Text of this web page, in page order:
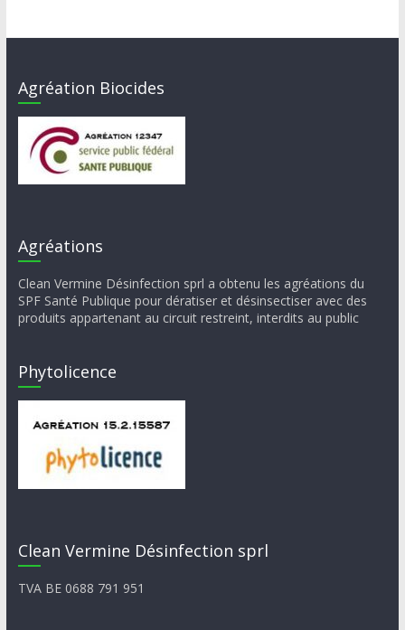
Agréation Biocides
Agréations
Clean Vermine Désinfection sprl a obtenu les agréations du
SPF Santé Publique pour dératiser et désinsectiser avec des
produits appartenant au circuit restreint, interdits au public
Phytolicence
Clean Vermine Désinfection sprl
TVA BE 0688 791 951